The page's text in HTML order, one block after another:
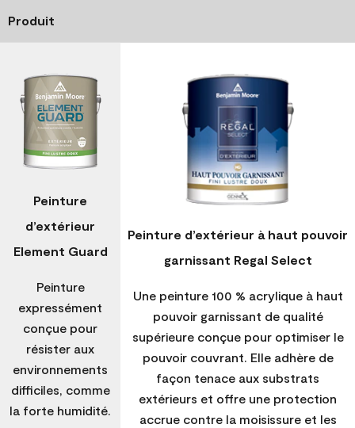
Produit
Peinture
d’extérieur
Element Guard
Peinture
expressément
conçue pour
résister aux
environnements
difficiles, comme
la forte humidité.
Peinture d’extérieur à haut pouvoir
garnissant Regal Select
Une peinture 100 % acrylique à haut
pouvoir garnissant de qualité
supérieure conçue pour optimiser le
pouvoir couvrant. Elle adhère de
façon tenace aux substrats
extérieurs et offre une protection
accrue contre la moisissure et les